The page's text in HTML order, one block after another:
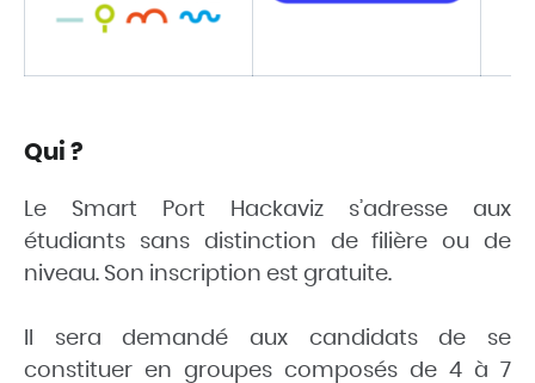
Qui ?
Le Smart Port Hackaviz s’adresse aux
étudiants sans distinction de filière ou de
niveau. Son inscription est gratuite.
Il sera demandé aux candidats de se
constituer en groupes composés de 4 à 7